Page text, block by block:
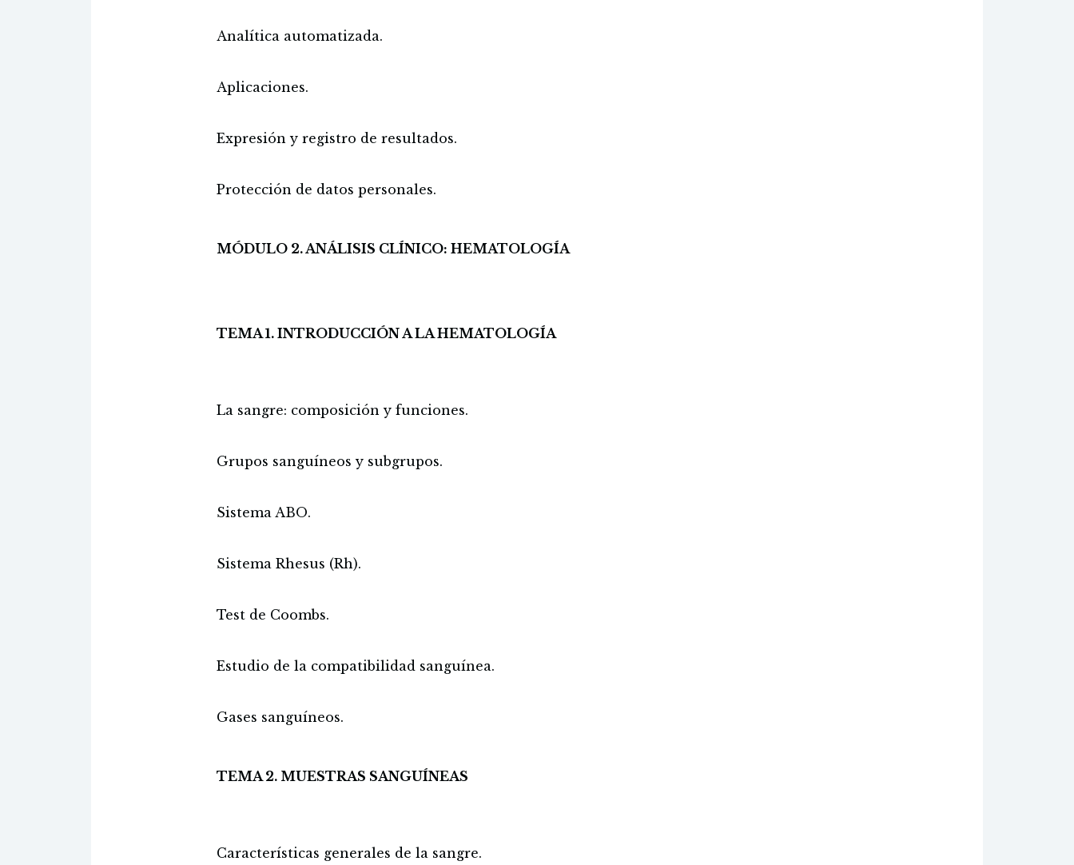
Analítica automatizada.
Aplicaciones.
Expresión y registro de resultados.
Protección de datos personales.
MÓDULO 2. ANÁLISIS CLÍNICO: HEMATOLOGÍA
TEMA 1. INTRODUCCIÓN A LA HEMATOLOGÍA
La sangre: composición y funciones.
Grupos sanguíneos y subgrupos.
Sistema ABO.
Sistema Rhesus (Rh).
Test de Coombs.
Estudio de la compatibilidad sanguínea.
Gases sanguíneos.
TEMA 2. MUESTRAS SANGUÍNEAS
Características generales de la sangre.